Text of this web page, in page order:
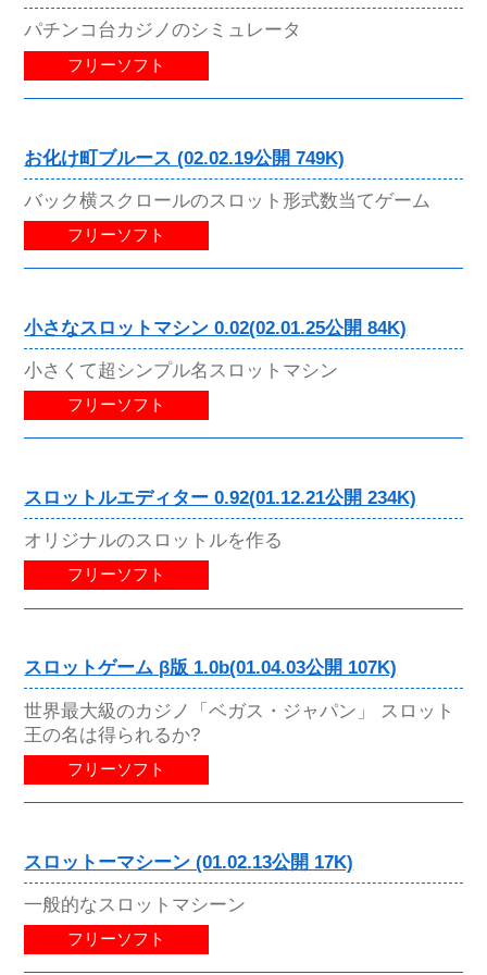
パチンコ台カジノのシミュレータ
フリーソフト
お化け町ブルース (02.02.19公開 749K)
バック横スクロールのスロット形式数当てゲーム
フリーソフト
小さなスロットマシン 0.02(02.01.25公開 84K)
小さくて超シンプル名スロットマシン
フリーソフト
スロットルエディター 0.92(01.12.21公開 234K)
オリジナルのスロットルを作る
フリーソフト
スロットゲーム β版 1.0b(01.04.03公開 107K)
世界最大級のカジノ「ベガス・ジャパン」 スロット
王の名は得られるか?
フリーソフト
スロットーマシーン (01.02.13公開 17K)
一般的なスロットマシーン
フリーソフト